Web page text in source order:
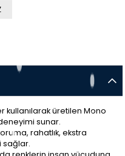
kullanılarak üretilen Mono
sunar.
rahatlık, ekstra
sağlar.